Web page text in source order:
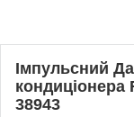
Імпульсний
38943